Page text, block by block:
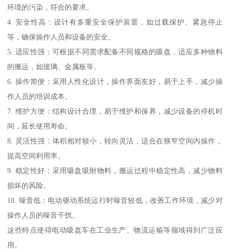
环境的污染，符合的要求。
4. 安全性高：设计有多重安全保护装置，如过载保护、紧急停止
等，确保操作人员和设备的安全。
5. 适应性强：可根据不同需求配备不同规格的吸盘，适应多种物料
的搬运，如玻璃、金属板等。
6. 操作简便：采用人性化设计，操作界面友好，易于上手，减少操
作人员的培训成本。
7. 维护方便：结构设计合理，易于维护和保养，减少设备的停机时
间，延长使用寿命。
8. 灵活性强：体积相对较小，转向灵活，适合在狭窄空间内操作，
提高空间利用率。
9. 稳定性好：采用吸盘吸附物料，搬运过程中稳定性高，减少物料
损坏的风险。
10. 噪音低：电动驱动系统运行时噪音较低，改善工作环境，减少对
操作人员的噪音干扰。
这些特点使得电动吸盘车在工业生产、物流运输等领域得到广泛应
用。